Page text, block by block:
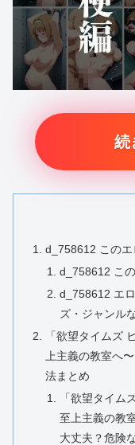
続
d_758612 この
d_758612 こ
d_758612 エ
ズ・ジャンル
「欲望タイムズ
上主義の教室へ
法まとめ
「欲望タイム
至上主義の教
大丈夫？危険